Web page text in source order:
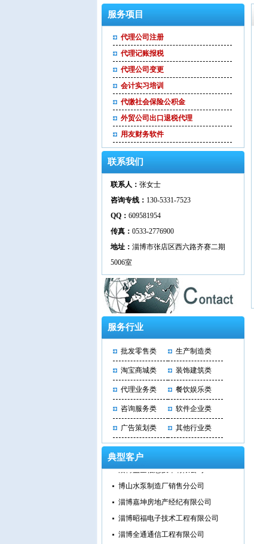
服务项目
代理公司注册
代理记账报税
代理公司变更
会计实习培训
代缴社会保险公积金
外贸公司出口退税代理
用友财务软件
联系我们
联系人： 张女士
咨询专线： 130-5331-7523
QQ： 609581954
传真： 0533-2776900
地址： 淄博市张店区西六路齐赛二期
5006室
服务行业
批发零售类 生产制造类
淘宝商城类 装饰建筑类
代理业务类 餐饮娱乐类
咨询服务类 软件企业类
广告策划类 其他行业类
典型客户
山东美德瑞保险代理有限公司
淄博盈泽商贸有限公司
淄博益企信息技术有限公司
博山水泵制造厂销售分公司
淄博嘉坤房地产经纪有限公司
淄博昭福电子技术工程有限公司
淄博全通通信工程有限公司